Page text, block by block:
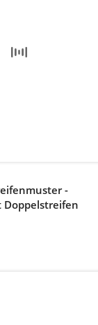
-
Doppelstreifen